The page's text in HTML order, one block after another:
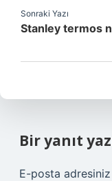
Sonraki Yazı
Stanley termos
Bir yanıt
E-posta